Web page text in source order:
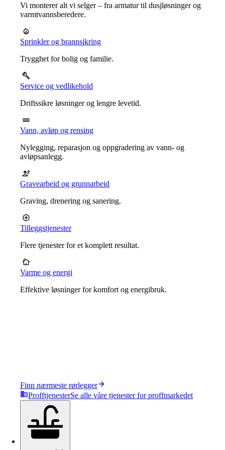
Vi monterer alt vi selger – fra armatur til dusjløsninger og
varmtvannsberedere.
Sprinkler og brannsikring
Trygghet for bolig og familie.
Service og vedlikehold
Driftssikre løsninger og lengre levetid.
Vann, avløp og rensing
Nylegging, reparasjon og oppgradering av vann- og
avløpsanlegg.
Gravearbeid og grunnarbeid
Graving, drenering og sanering.
Tilleggstjenester
Flere tjenester for et komplett resultat.
Varme og energi
Effektive løsninger for komfort og energibruk.
Finn nærmeste rørlegger
ProfftjenesterSe alle våre tjenester for proffmarkedet